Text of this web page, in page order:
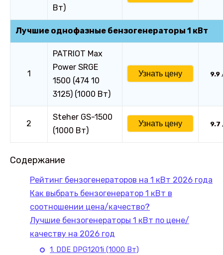
Вт)
Лучшие однофазные бензогенераторы 1 кВт
1
PATRIOT Max
Power SRGE
1500 (474 10
3125) (1000 Вт)
Узнать цену 9.9
2
Steher GS-1500
(1000 Вт)
Узнать цену 9.7
Содержание
Рейтинг бензогенераторов на 1 кВт 2026 года
Как выбрать бензогенератор 1 кВт в
соотношении цена/качество?
Лучшие бензогенераторы 1 кВт по цене/
качеству на 2026 год
1. DDE DPG1201i (1000 Вт)